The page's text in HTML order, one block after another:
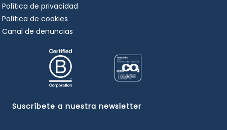
Política de privacidad
Política de cookies
Canal de denuncias
Suscríbete a nuestra newsletter